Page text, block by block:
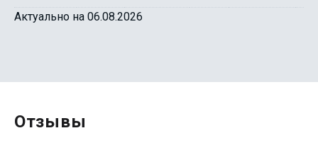
Актуально на 06.08.2026
Отзывы